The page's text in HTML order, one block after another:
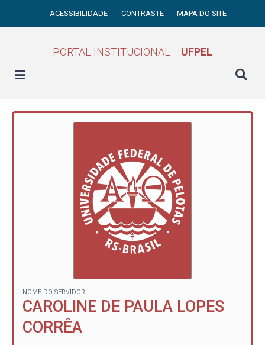
ACESSIBILIDADE CONTRASTE MAPA DO SITE
PORTAL INSTITUCIONAL UFPEL
NOME DO SERVIDOR
CAROLINE DE PAULA LOPES
CORRÊA